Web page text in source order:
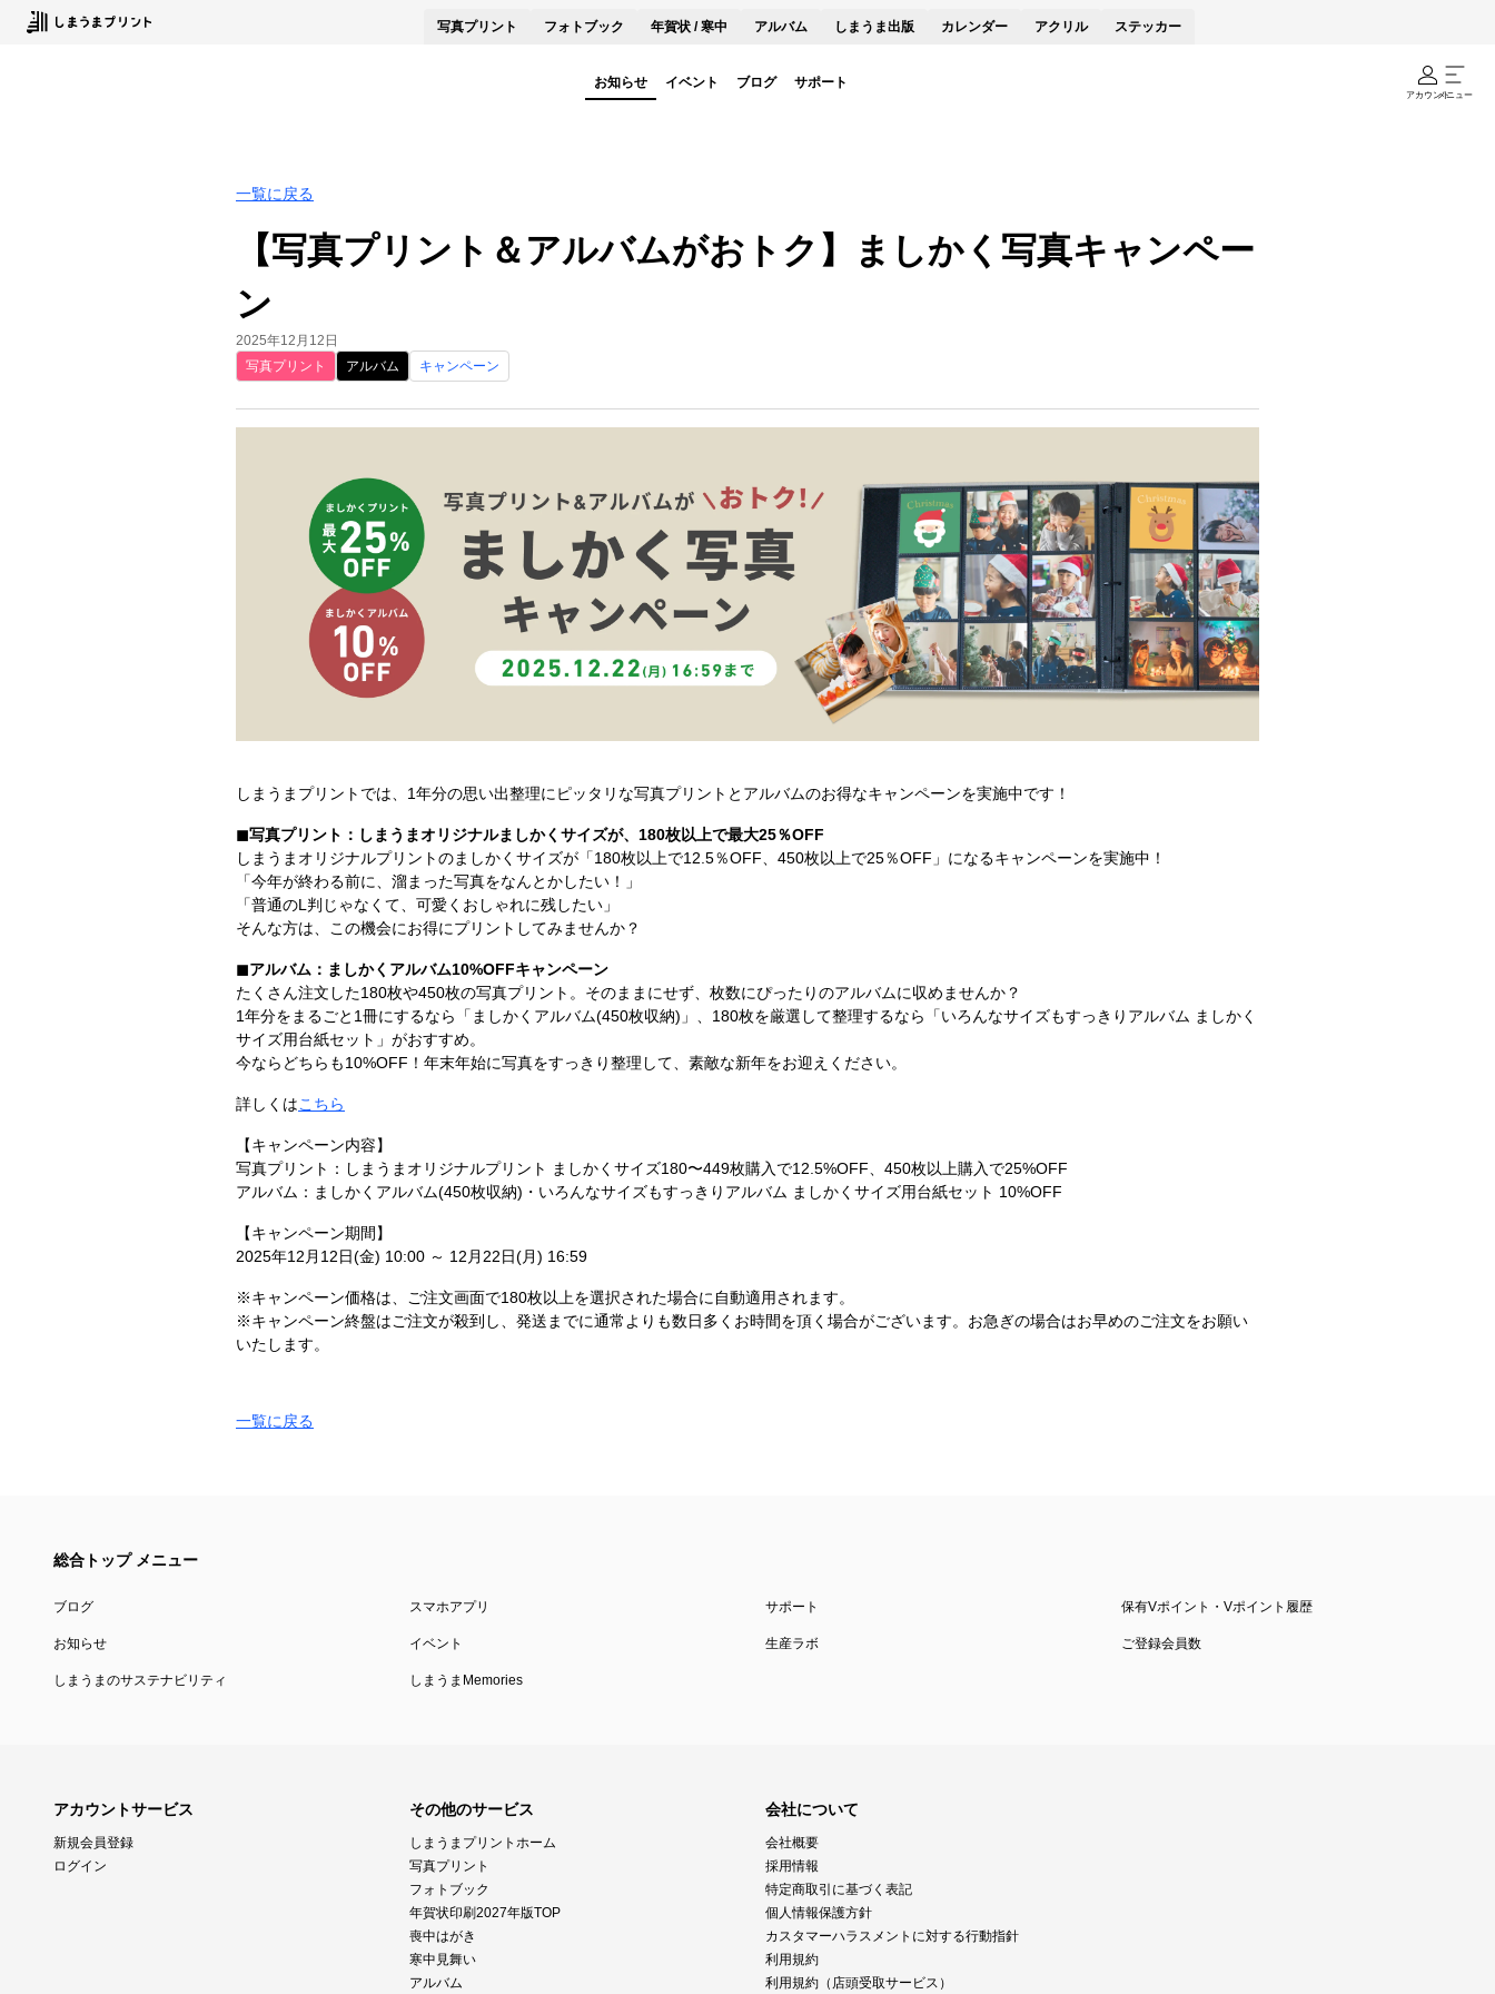
写真プリント フォトブック 年賀状 / 寒中 アルバム しまうま出版 カレンダー アクリル ステッカー
お知らせ イベント ブログ サポート
アカウントメニュー
一覧に戻る
【写真プリント＆アルバムがおトク】ましかく写真キャンペー
ン
2025年12月12日
写真プリント
アルバム キャンペーン
しまうまプリントでは、1年分の思い出整理にピッタリな写真プリントとアルバムのお得なキャンペーンを実施中です！
◼︎写真プリント：しまうまオリジナルましかくサイズが、180枚以上で最大25％OFF
しまうまオリジナルプリントのましかくサイズが「180枚以上で12.5％OFF、450枚以上で25％OFF」になるキャンペーンを実施中！
「今年が終わる前に、溜まった写真をなんとかしたい！」
「普通のL判じゃなくて、可愛くおしゃれに残したい」
そんな方は、この機会にお得にプリントしてみませんか？
◼︎アルバム：ましかくアルバム10%OFFキャンペーン
たくさん注文した180枚や450枚の写真プリント。そのままにせず、枚数にぴったりのアルバムに収めませんか？
1年分をまるごと1冊にするなら「ましかくアルバム(450枚収納)」、180枚を厳選して整理するなら「いろんなサイズもすっきりアルバム ましかく
サイズ用台紙セット」がおすすめ。
今ならどちらも10%OFF！年末年始に写真をすっきり整理して、素敵な新年をお迎えください。
詳しくはこちら
【キャンペーン内容】
写真プリント：しまうまオリジナルプリント ましかくサイズ180〜449枚購入で12.5%OFF、450枚以上購入で25%OFF
アルバム：ましかくアルバム(450枚収納)・いろんなサイズもすっきりアルバム ましかくサイズ用台紙セット 10%OFF
【キャンペーン期間】
2025年12月12日(金) 10:00 ～ 12月22日(月) 16:59
※キャンペーン価格は、ご注文画面で180枚以上を選択された場合に自動適用されます。
※キャンペーン終盤はご注文が殺到し、発送までに通常よりも数日多くお時間を頂く場合がございます。お急ぎの場合はお早めのご注文をお願い
いたします。
一覧に戻る
総合トップ メニュー
ブログ スマホアプリ サポート 保有Vポイント・Vポイント履歴
お知らせ イベント 生産ラボ ご登録会員数
しまうまのサステナビリティ しまうまMemories
アカウントサービス
新規会員登録
ログイン
その他のサービス
しまうまプリントホーム
写真プリント
フォトブック
年賀状印刷2027年版TOP
喪中はがき
寒中見舞い
アルバム
会社について
会社概要
採用情報
特定商取引に基づく表記
個人情報保護方針
カスタマーハラスメントに対する行動指針
利用規約
利用規約（店頭受取サービス）